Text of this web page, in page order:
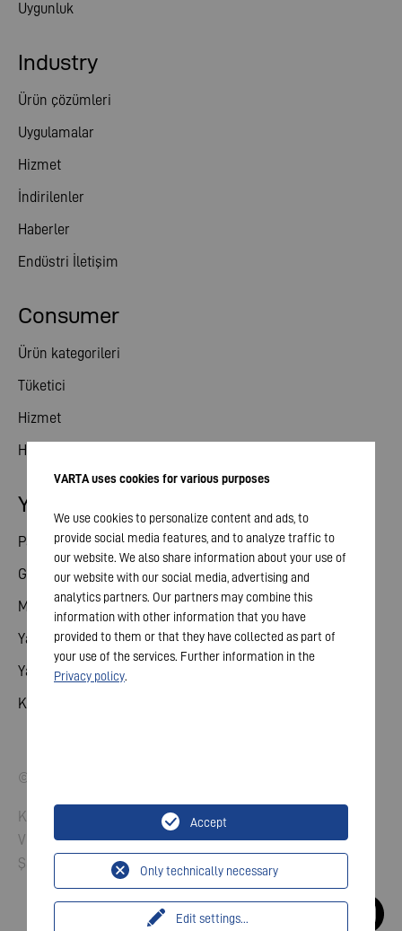
Uygunluk
Consumer
Ürün kategorileri
Tüketici
Hizmet
Haberler
Industry
Ürün çözümleri
Uygulamalar
Hizmet
İndirilenler
Haberler
Endüstri İletişim
Yatırımcı ilişkileri
Paylaş
Genel toplantı
Mali takvim
Yayınlar
Yatırımcı iletişim
Kurumsal Yönetim
© 2026 VARTA AG. Tüm hakları Saklıdır.
Künye
Verilerin koruması
Şartlar ve koşullar
VARTA uses cookies for various purposes
We use cookies to personalize content and ads, to
provide social media features, and to analyze traffic to
our website. We also share information about your use of
our website with our social media, advertising and
analytics partners. Our partners may combine this
information with other information that you have
provided to them or that they have collected as part of
your use of the services. Further information in the
Privacy policy.
Edit settings...
Only technically necessary
Accept